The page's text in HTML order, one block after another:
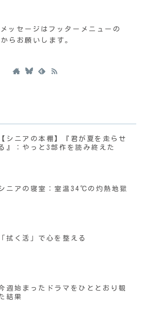
ッセージはフッターメニューの
お願いします。
【シニアの本棚】『君が夏を走らせ
』：やっと3部作を読み終えた
ニアの寝室：室温34℃の灼熱地獄
「拭く活」で心を整える
週始まったドラマをひととおり観
結果